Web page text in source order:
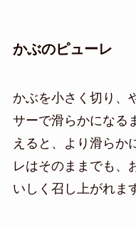
かぶのピューレ
かぶを小さく切り、
サーで滑らかになる
えると、より滑らか
レはそのままでも、
いしく召し上がれま